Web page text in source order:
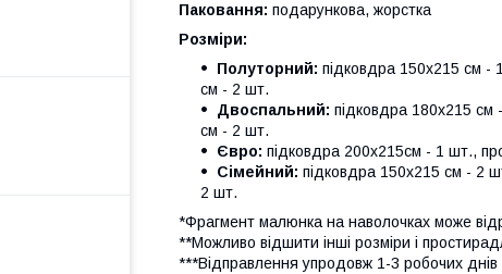
Паковання: подарункова, жорстка
Розміри:
Полуторний: підковдра 150х215 см -
см - 2 шт.
Двоспальний: підковдра 180х215
см - 2 шт.
Євро: підковдра 200х215см - 1 шт.,
Сімейний: підковдра 150х215 см - 2
2 шт.
*Фрагмент малюнка на наволочках може
**Можливо відшити інші розміри і
***Відправлення упродовж 1-3 робочих днів